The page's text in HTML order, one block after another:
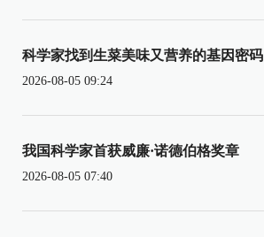
科学家找到生菜美味又营养的基因密码
2026-08-05 09:24
我国科学家首获威廉·诺德伯格奖章
2026-08-05 07:40